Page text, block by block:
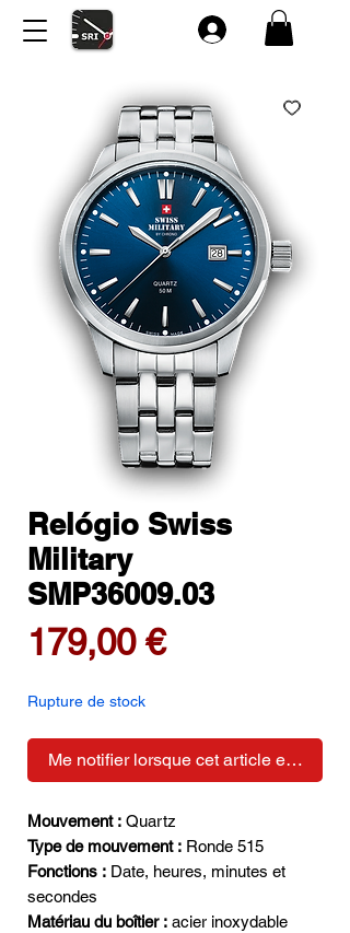
Relógio Swiss
Military
SMP36009.03
179,00 €Prix
Rupture de stock
Me notifier lorsque cet article est
Mouvement : Quartz
Type de mouvement : Ronde 515
Fonctions : Date, heures, minutes et
secondes
Matériau du boîtier : acier inoxydable